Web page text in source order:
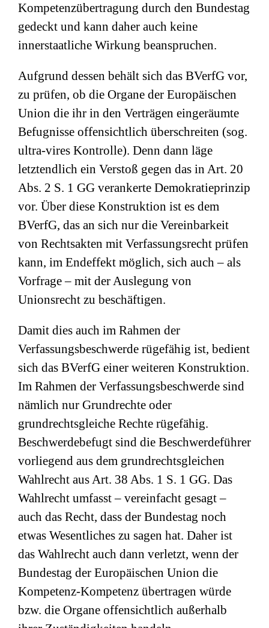
Kompetenzübertragung durch den Bundestag
gedeckt und kann daher auch keine
innerstaatliche Wirkung beanspruchen.
Aufgrund dessen behält sich das BVerfG vor,
zu prüfen, ob die Organe der Europäischen
Union die ihr in den Verträgen eingeräumte
Befugnisse offensichtlich überschreiten (sog.
ultra-vires Kontrolle). Denn dann läge
letztendlich ein Verstoß gegen das in Art. 20
Abs. 2 S. 1 GG verankerte Demokratieprinzip
vor. Über diese Konstruktion ist es dem
BVerfG, das an sich nur die Vereinbarkeit
von Rechtsakten mit Verfassungsrecht prüfen
kann, im Endeffekt möglich, sich auch – als
Vorfrage – mit der Auslegung von
Unionsrecht zu beschäftigen.
Damit dies auch im Rahmen der
Verfassungsbeschwerde rügefähig ist, bedient
sich das BVerfG einer weiteren Konstruktion.
Im Rahmen der Verfassungsbeschwerde sind
nämlich nur Grundrechte oder
grundrechtsgleiche Rechte rügefähig.
Beschwerdebefugt sind die Beschwerdeführer
vorliegend aus dem grundrechtsgleichen
Wahlrecht aus Art. 38 Abs. 1 S. 1 GG. Das
Wahlrecht umfasst – vereinfacht gesagt –
auch das Recht, dass der Bundestag noch
etwas Wesentliches zu sagen hat. Daher ist
das Wahlrecht auch dann verletzt, wenn der
Bundestag der Europäischen Union die
Kompetenz-Kompetenz übertragen würde
bzw. die Organe offensichtlich außerhalb